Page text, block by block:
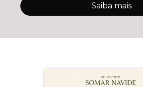
Saiba mais